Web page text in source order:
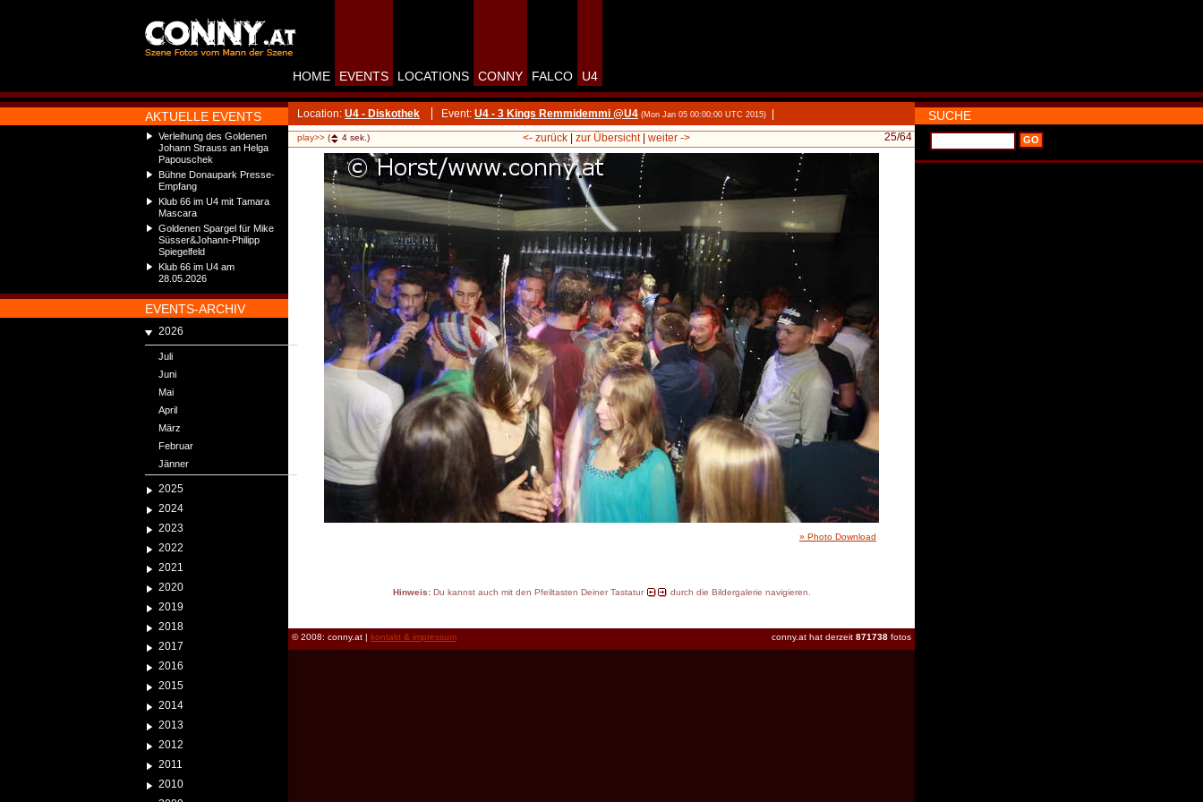
AKTUELLE EVENTS
Verleihung des Goldenen
Johann Strauss an Helga
Papouschek
Bühne Donaupark Presse-
Empfang
Klub 66 im U4 mit Tamara
Mascara
Goldenen Spargel für Mike
Süsser&Johann-Philipp
Spiegelfeld
Klub 66 im U4 am
28.05.2026
EVENTS-ARCHIV
2026
Juli
Juni
Mai
April
März
Februar
Jänner
2025
2024
2023
2022
2021
2020
2019
2018
2017
2016
2015
2014
2013
2012
2011
2010
HOME EVENTS LOCATIONS CONNY FALCO U4
Location: U4 - Diskothek Event: U4 - 3 Kings Remmidemmi @U4 (Mon Jan 05 00:00:00 UTC 2015)
play>> ( 4 sek.) 25/64
<- zurück| zur Übersicht| weiter ->
» Photo Download
Hinweis:Du kannst auch mit den Pfeiltasten Deiner Tastatur durch die Bildergalerie navigieren.
conny.at hat derzeit 871738 fotos
© 2008: conny.at | kontakt & impressum
SUCHE